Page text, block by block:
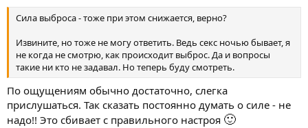
Сила выброса - тоже при этом снижается, верно?
Извините, но тоже не могу ответить. Ведь секс ночью бывает, я
не когда не смотрю, как происходит выброс. Да и вопросы
такие ни кто не задавал. Но теперь буду смотреть.
По ощущениям обычно достаточно, слегка
прислушаться. Так сказать постоянно думать о силе - не
надо!! Это сбивает с правильного настроя 🙂